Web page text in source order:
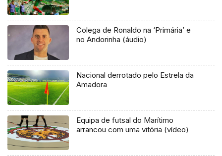
Colega de Ronaldo na ‘Primária’ e
no Andorinha (áudio)
Nacional derrotado pelo Estrela da
Amadora
Equipa de futsal do Marítimo
arrancou com uma vitória (vídeo)